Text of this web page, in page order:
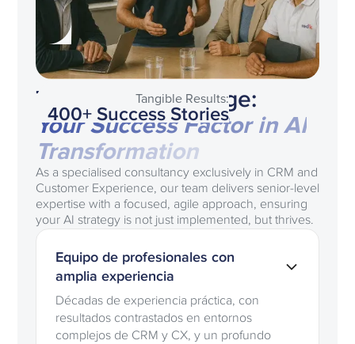
Tangible Results:
400+ Success Stories
The redk Advantage:
Your Success Factor in AI
Transformation
As a specialised consultancy exclusively in CRM and
Customer Experience, our team delivers senior-level
expertise with a focused, agile approach, ensuring
your AI strategy is not just implemented, but thrives.
Equipo de profesionales con
amplia experiencia
Décadas de experiencia práctica, con
resultados contrastados en entornos
complejos de CRM y CX, y un profundo